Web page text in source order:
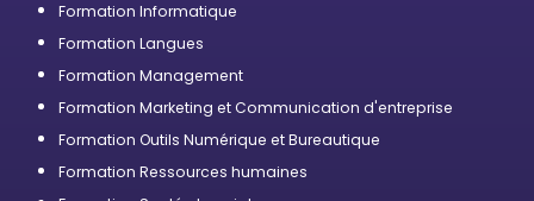
Formation Informatique
Formation Langues
Formation Management
Formation Marketing et Communication d'entreprise
Formation Outils Numérique et Bureautique
Formation Ressources humaines